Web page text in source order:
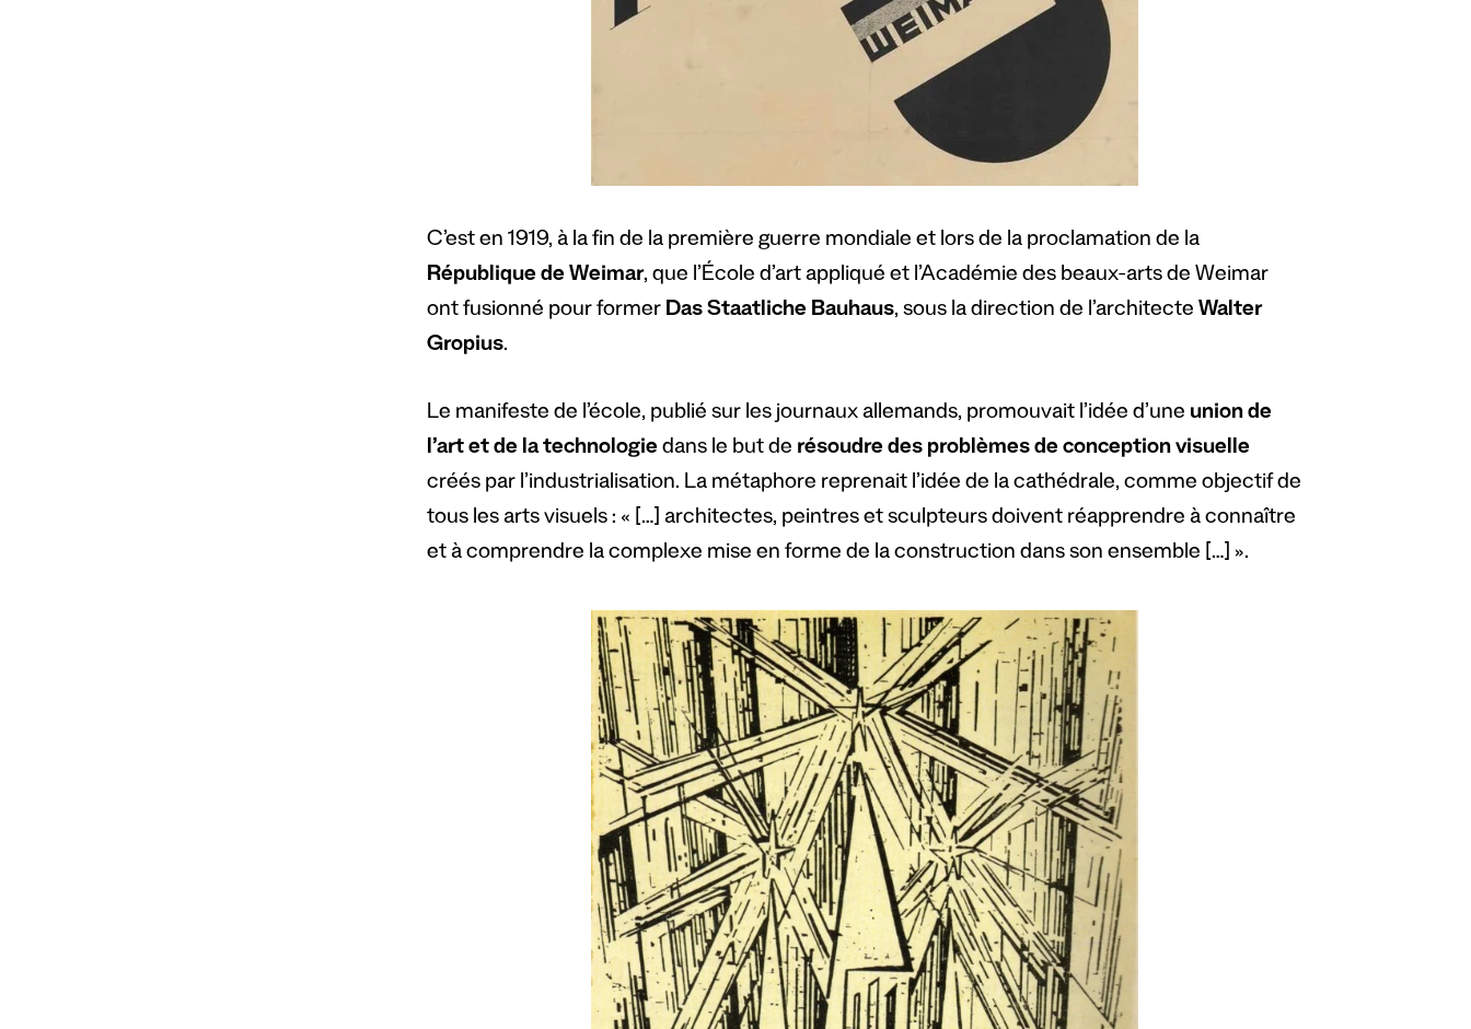
C’est en 1919, à la fin de la première guerre mondiale et lors de la proclamation de la
République de Weimar, que l’École d’art appliqué et l’Académie des beaux-arts de Weimar
ont fusionné pour former Das Staatliche Bauhaus, sous la direction de l’architecte Walter
Gropius.
Le manifeste de l’école, publié sur les journaux allemands, promouvait l’idée d’une union de
l’art et de la technologie dans le but de résoudre des problèmes de conception visuelle
créés par l’industrialisation. La métaphore reprenait l’idée de la cathédrale, comme objectif de
tous les arts visuels : « […] architectes, peintres et sculpteurs doivent réapprendre à connaître
et à comprendre la complexe mise en forme de la construction dans son ensemble […] ».